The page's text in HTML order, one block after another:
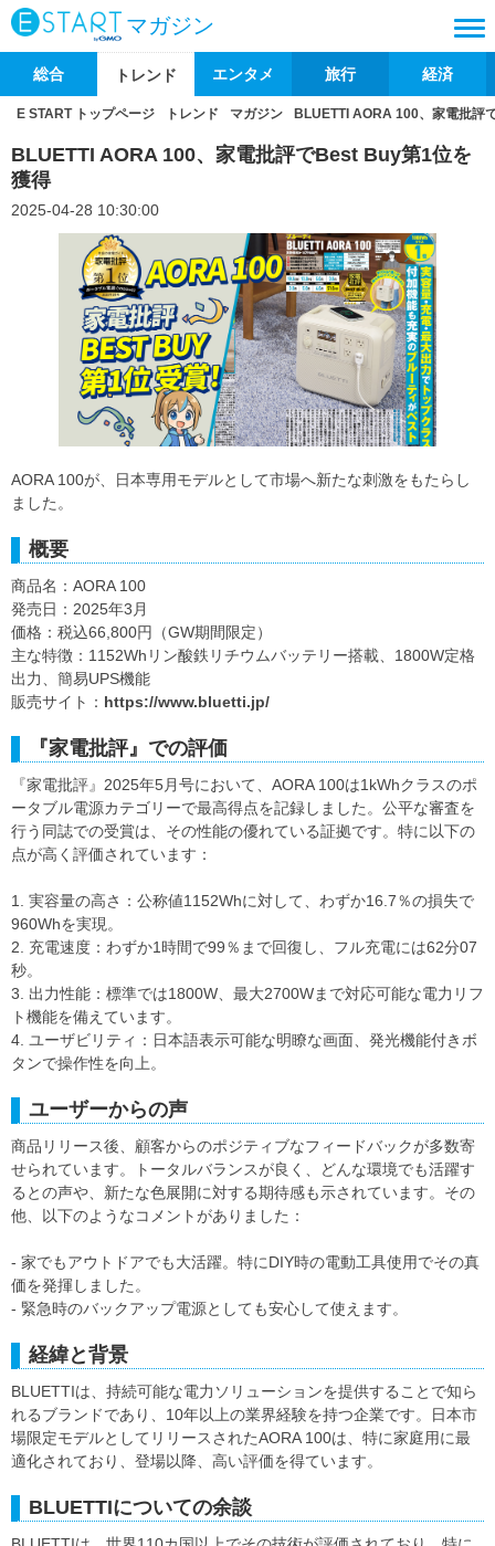
マガジン
総合 トレンド エンタメ 旅行 経済
E START トップページ トレンド マガジン BLUETTI AORA 100、家電批評
BLUETTI AORA 100、家電批評でBest Buy第1位を
獲得
2025-04-28 10:30:00
AORA 100が、日本専用モデルとして市場へ新たな刺激をもたらし
ました。
概要
商品名：AORA 100
発売日：2025年3月
価格：税込66,800円（GW期間限定）
主な特徴：1152Whリン酸鉄リチウムバッテリー搭載、1800W定格
出力、簡易UPS機能
販売サイト： https://www.bluetti.jp/
『家電批評』での評価
『家電批評』2025年5月号において、AORA 100は1kWhクラスのポ
ータブル電源カテゴリーで最高得点を記録しました。公平な審査を
行う同誌での受賞は、その性能の優れている証拠です。特に以下の
点が高く評価されています：
1. 実容量の高さ：公称値1152Whに対して、わずか16.7％の損失で
960Whを実現。
2. 充電速度：わずか1時間で99％まで回復し、フル充電には62分07
秒。
3. 出力性能：標準では1800W、最大2700Wまで対応可能な電力リフ
ト機能を備えています。
4. ユーザビリティ：日本語表示可能な明瞭な画面、発光機能付きボ
タンで操作性を向上。
ユーザーからの声
商品リリース後、顧客からのポジティブなフィードバックが多数寄
せられています。トータルバランスが良く、どんな環境でも活躍す
るとの声や、新たな色展開に対する期待感も示されています。その
他、以下のようなコメントがありました：
- 家でもアウトドアでも大活躍。特にDIY時の電動工具使用でその真
価を発揮しました。
- 緊急時のバックアップ電源としても安心して使えます。
経緯と背景
BLUETTIは、持続可能な電力ソリューションを提供することで知ら
れるブランドであり、10年以上の業界経験を持つ企業です。日本市
場限定モデルとしてリリースされたAORA 100は、特に家庭用に最
適化されており、登場以降、高い評価を得ています。
BLUETTIについての余談